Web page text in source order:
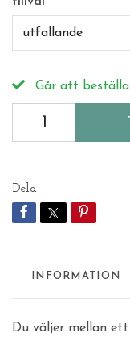
utfallande
Går att beställa
Dela
INFORMATION
Du väljer mellan